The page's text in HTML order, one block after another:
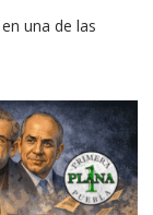
una de las